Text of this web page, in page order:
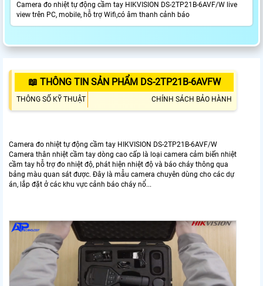
Camera đo nhiệt tự động cầm tay HIKVISION DS-2TP21B-6AVF/W live
view trên PC, mobile, hỗ trợ Wifi,có âm thanh cảnh báo
📖 THÔNG TIN SẢN PHẨM DS-2TP21B-6AVFW
THÔNG SỐ KỸ THUẬT CHÍNH SÁCH BẢO HÀNH
Camera đo nhiệt tự động cầm tay HIKVISION DS-2TP21B-6AVF/W
Camera thân nhiệt cầm tay dòng cao cấp là loại camera cảm biến nhiệt
cầm tay hỗ trợ đo nhiệt độ, phát hiện nhiệt độ và báo cháy thông qua
bảng màu quan sát được. Đây là mẫu camera chuyên dùng cho các dự
án, lắp đặt ở các khu vực cảnh báo cháy nổ...